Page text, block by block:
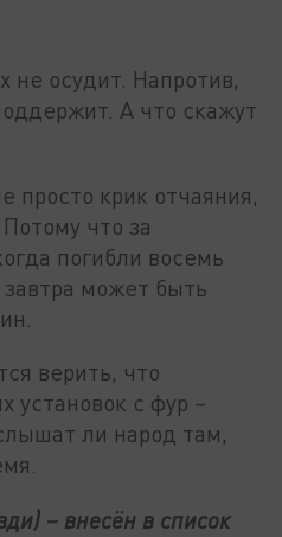
не осудит. Напротив,
А что скажут
просто крик отчаяния,
что за
погибли восемь
завтра может быть
верить, что
установок с фур –
ли народ там,
– внесён в список